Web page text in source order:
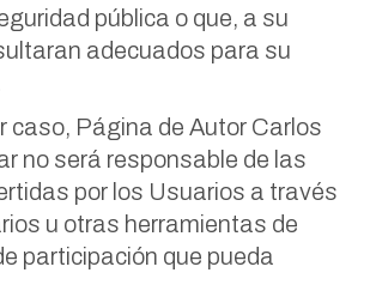
pública o que, a su
adecuados para su
caso, Página de Autor Carlos
no será responsable de las
por los Usuarios a través
u otras herramientas de
participación que pueda